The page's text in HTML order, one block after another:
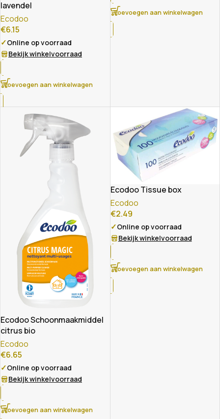
lavendel
Ecodoo
€6.15
✓Online op voorraad
Bekijk winkelvoorraad
Toevoegen aan winkelwagen
Toevoegen aan winkelwagen
Ecodoo Schoonmaakmiddel
citrus bio
Ecodoo
€6.65
✓Online op voorraad
Bekijk winkelvoorraad
Toevoegen aan winkelwagen
Ecodoo Tissue box
Ecodoo
€2.49
✓Online op voorraad
Bekijk winkelvoorraad
Toevoegen aan winkelwagen